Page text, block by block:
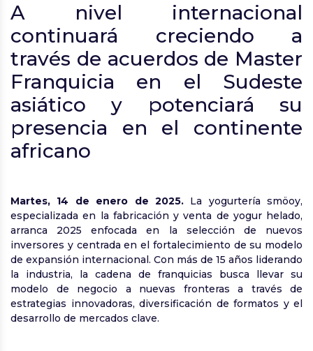
A nivel internacional
continuará creciendo a
través de acuerdos de Master
Franquicia en el Sudeste
asiático y potenciará su
presencia en el continente
africano
Martes, 14 de enero de 2025.La yogurtería smöoy,
especializada en la fabricación y venta de yogur helado,
arranca 2025 enfocada en la selección de nuevos
inversores y centrada en el fortalecimiento de su modelo
de expansión internacional. Con más de 15 años liderando
la industria, la cadena de franquicias busca llevar su
modelo de negocio a nuevas fronteras a través de
estrategias innovadoras, diversificación de formatos y el
desarrollo de mercados clave.